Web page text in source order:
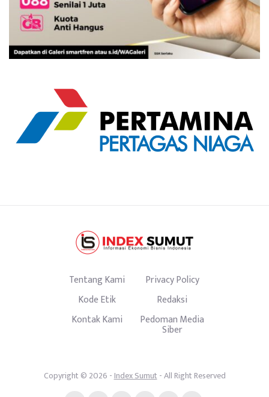
Tentang Kami
Privacy Policy
Kode Etik
Redaksi
Kontak Kami
Pedoman Media
Siber
Copyright © 2026 -Index Sumut- All Right Reserved